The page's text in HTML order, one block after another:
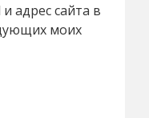
адрес сайта в
моих